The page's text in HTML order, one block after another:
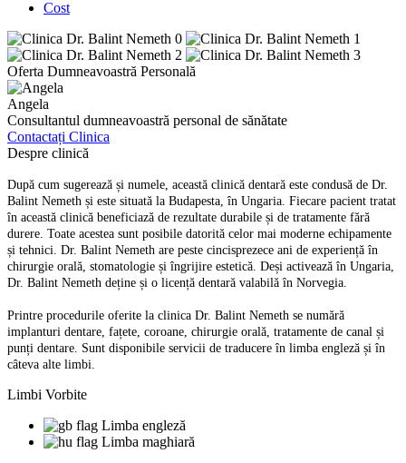
Cost
Oferta Dumneavoastră Personală
Angela
Consultantul dumneavoastră personal de sănătate
Contactați Clinica
Despre clinică
După cum sugerează și numele, această clinică dentară este condusă de Dr.
Balint Nemeth și este situată la Budapesta, în Ungaria. Fiecare pacient tratat
în această clinică beneficiază de rezultate durabile și de tratamente fără
durere. Toate acestea sunt posibile datorită celor mai moderne echipamente
și tehnici. Dr. Balint Nemeth are peste cincisprezece ani de experiență în
chirurgie orală, stomatologie și îngrijire estetică. Deși activează în Ungaria,
Dr. Balint Nemeth deține și o licență dentară valabilă în Norvegia.
Printre procedurile oferite la clinica Dr. Balint Nemeth se numără
implanturi dentare, fațete, coroane, chirurgie orală, tratamente de canal și
punți dentare. Sunt disponibile servicii de traducere în limba engleză și în
câteva alte limbi.
Limbi Vorbite
Limba engleză
Limba maghiară